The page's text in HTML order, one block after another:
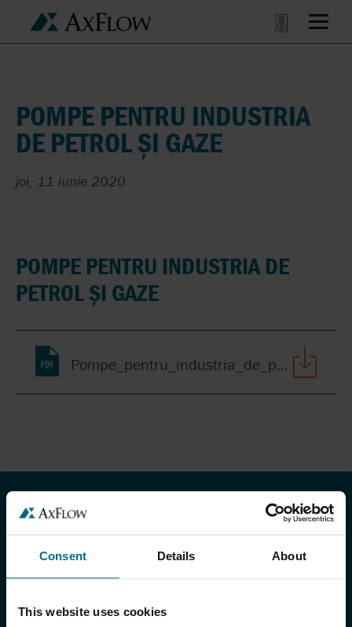
Consent Details About
This website uses cookies
POMPE PENTRU INDUSTRIA
DE PETROL ȘI GAZE
joi, 11 iunie 2020
POMPE PENTRU INDUSTRIA DE
PETROL ȘI GAZE
Pompe_pentru_industria_de_petrol_si_gaze.pdf
Produse
AxFlow Systems